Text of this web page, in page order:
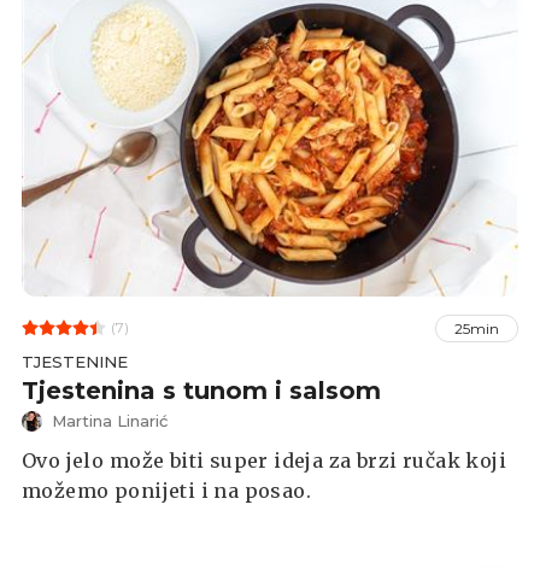
(7) 25min
TJESTENINE
Tjestenina s tunom i salsom
Martina Linarić
Ovo jelo može biti super ideja za brzi ručak koji
možemo ponijeti i na posao.